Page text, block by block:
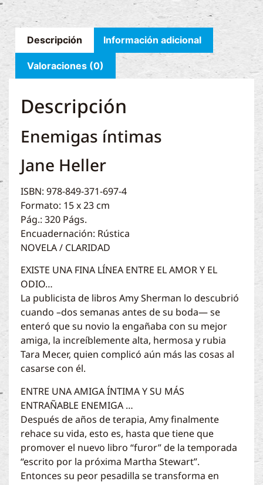
Descripción Información adicional
Valoraciones (0)
Descripción
Enemigas íntimas
Jane Heller
ISBN: 978-849-371-697-4
Formato: 15 x 23 cm
Pág.: 320 Págs.
Encuadernación: Rústica
NOVELA / CLARIDAD
EXISTE UNA FINA LÍNEA ENTRE EL AMOR Y EL
ODIO…
La publicista de libros Amy Sherman lo descubrió
cuando –dos semanas antes de su boda— se
enteró que su novio la engañaba con su mejor
amiga, la increíblemente alta, hermosa y rubia
Tara Mecer, quien complicó aún más las cosas al
casarse con él.
ENTRE UNA AMIGA ÍNTIMA Y SU MÁS
ENTRAÑABLE ENEMIGA …
Después de años de terapia, Amy finalmente
rehace su vida, esto es, hasta que tiene que
promover el nuevo libro “furor” de la temporada
“escrito por la próxima Martha Stewart”.
Entonces su peor pesadilla se transforma en